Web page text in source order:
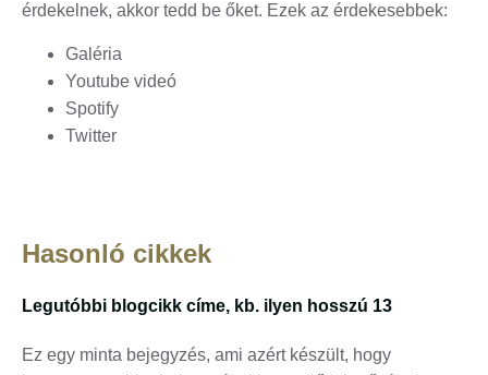
érdekelnek, akkor tedd be őket. Ezek az érdekesebbek:
Galéria
Youtube videó
Spotify
Twitter
Hasonló cikkek
Legutóbbi blogcikk címe, kb. ilyen hosszú 13
Ez egy minta bejegyzés, ami azért készült, hogy